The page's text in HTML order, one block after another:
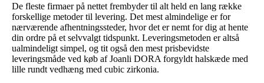
De fleste firmaer på nettet frembyder til alt held en lang række
forskellige metoder til levering. Det mest almindelige er for
nærværende afhentningssteder, hvor det er nemt for dig at hente
din ordre på et selvvalgt tidspunkt. Leveringsmetoden er altså
ualmindeligt simpel, og tit også den mest prisbevidste
leveringsmåde ved køb af Joanli DORA forgyldt halskæde med
lille rundt vedhæng med cubic zirkonia.